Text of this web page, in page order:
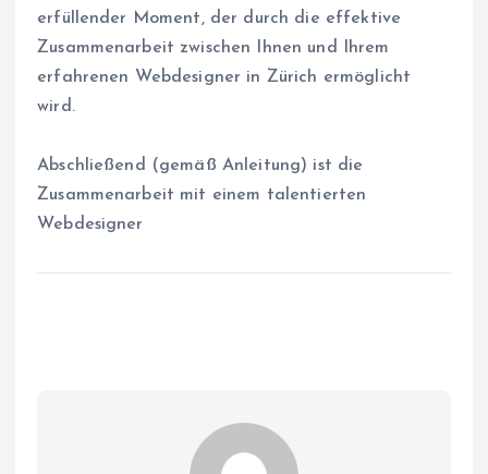
erfüllender Moment, der durch die effektive
Zusammenarbeit zwischen Ihnen und Ihrem
erfahrenen Webdesigner in Zürich ermöglicht
wird.
Abschließend (gemäß Anleitung) ist die
Zusammenarbeit mit einem talentierten
Webdesigner